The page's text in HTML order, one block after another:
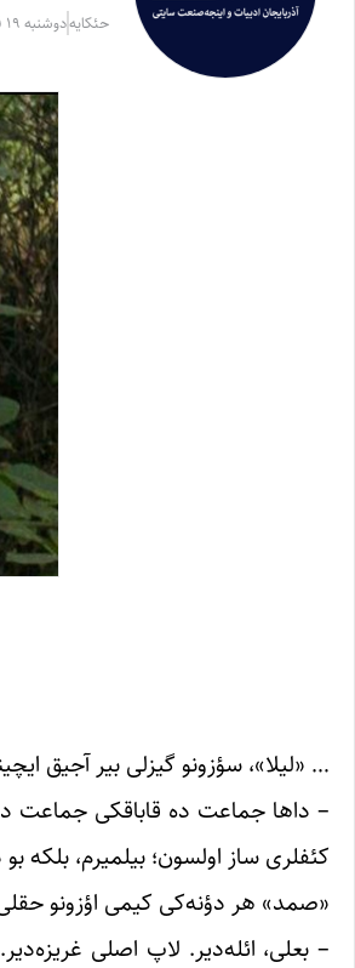
حئکایهدوشنبه ۱۹ فروردین ۱۳۹۸
… «لیلا»، سؤزونو گیزلی بیر آجیق
– داها جماعت ده قاباقکی جماعت
کئفلری ‌ساز اولسون؛ بیلمیرم، بلکه
«صمد» هر دؤنه‌کی کیمی اؤزونو
– بعلی، ائله‌دیر. لاپ اصلی